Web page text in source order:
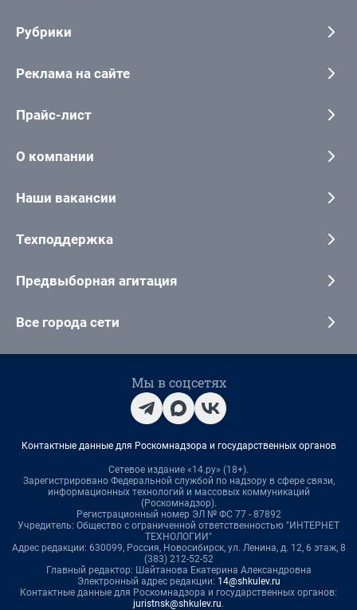
Рубрики
Реклама на сайте
Прайс-лист
О компании
Наши вакансии
Техподдержка
Предвыборная агитация
Все города сети
Мы в соцсетях
Контактные данные для Роскомнадзора и государственных органов
Сетевое издание «14.ру» (18+).
Зарегистрировано Федеральной службой по надзору в сфере связи,
информационных технологий и массовых коммуникаций
(Роскомнадзор).
Регистрационный номер ЭЛ № ФС 77 - 87892
Учредитель: Общество с ограниченной ответственностью "ИНТЕРНЕТ
ТЕХНОЛОГИИ"
Адрес редакции: 630099, Россия, Новосибирск, ул. Ленина, д. 12, 6 этаж, 8
(383) 212-52-52
Главный редактор: Шайтанова Екатерина Александровна
Электронный адрес редакции: 14@shkulev.ru
Контактные данные для Роскомнадзора и государственных органов:
juristnsk@shkulev.ru.